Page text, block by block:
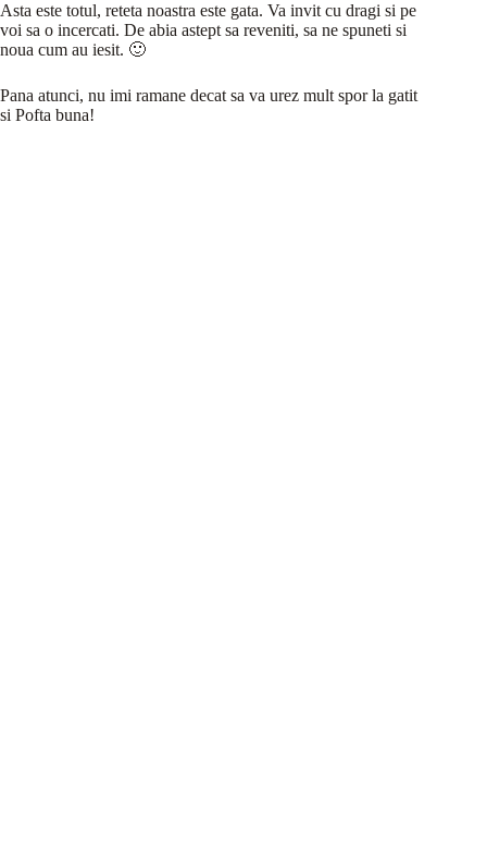
Asta este totul, reteta noastra este gata. Va invit cu dragi si pe
voi sa o incercati. De abia astept sa reveniti, sa ne spuneti si
noua cum au iesit. 🙂
Pana atunci, nu imi ramane decat sa va urez mult spor la gatit
si Pofta buna!